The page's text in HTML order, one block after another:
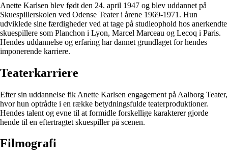
Anette Karlsen blev født den 24. april 1947 og blev uddannet på
Skuespillerskolen ved Odense Teater i årene 1969-1971. Hun
udviklede sine færdigheder ved at tage på studieophold hos anerkendte
skuespillere som Planchon i Lyon, Marcel Marceau og Lecoq i Paris.
Hendes uddannelse og erfaring har dannet grundlaget for hendes
imponerende karriere.
Teaterkarriere
Efter sin uddannelse fik Anette Karlsen engagement på Aalborg Teater,
hvor hun optrådte i en række betydningsfulde teaterproduktioner.
Hendes talent og evne til at formidle forskellige karakterer gjorde
hende til en eftertragtet skuespiller på scenen.
Filmografi